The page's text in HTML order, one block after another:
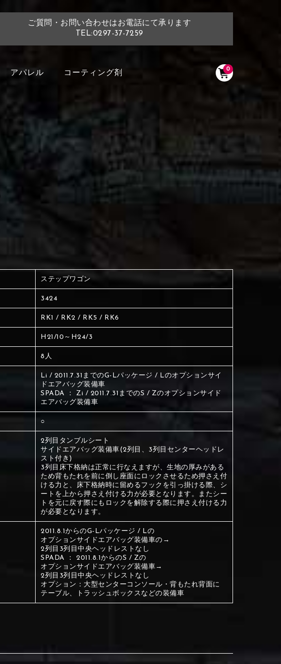
ご質問・お問い合わせはお電話にて承ります
TEL:0297-37-7259
0
アパレル コーティング剤
赤く塗られている場所を選択
ください
③Red ④Brown
⑦Blue
赤く塗られている部分にカラ
ー選択ください
③Red ④Brown
⑦Blue ⑧Orange
ください
③Red
赤く塗られている場所を選択
ください
刺繍は下記21種類からご選択ください。
③Light gray
赤く塗られている場所を選択
ください
③Light gray
ステップワゴン
3424
RK1 / RK2 / RK5 / RK6
H21/10～H24/3
8人
Li / 2011.7.31までのG-Lパッケージ / Lのオプションサイ
ドエアバッグ装備車
SPADA ： Zi / 2011.7.31までのS / Zのオプションサイド
エアバッグ装備車
○
2列目タンブルシート
サイドエアバッグ装備車(2列目、3列目センターヘッドレ
スト付き)
3列目床下格納は正常に行なえますが、生地の厚みがある
ため背もたれを前に倒し座面にロックさせるため押さえ付
ける力と、床下格納時に留めるフックを引っ掛ける際、シ
ートを上から押さえ付ける力が必要となります。またシー
トを元に戻す際にもロックを解除する際に押さえ付ける力
が必要となります。
2011.8.1からのG-Lパッケージ / Lの
オプションサイドエアバッグ装備車の→
2列目3列目中央ヘッドレストなし
SPADA ： 2011.8.1からのS / Zの
オプションサイドエアバッグ装備車→
2列目3列目中央ヘッドレストなし
オプション：大型センターコンソール・背もたれ背面に
テーブル、トラッシュボックスなどの装備車